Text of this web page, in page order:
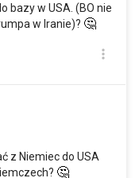
bazy w USA. (BO nie
w Iranie)? 🤔
z Niemiec do USA
🤔